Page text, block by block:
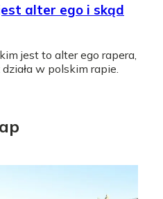
alter ego i skąd
jest to alter ego rapera,
w polskim rapie.